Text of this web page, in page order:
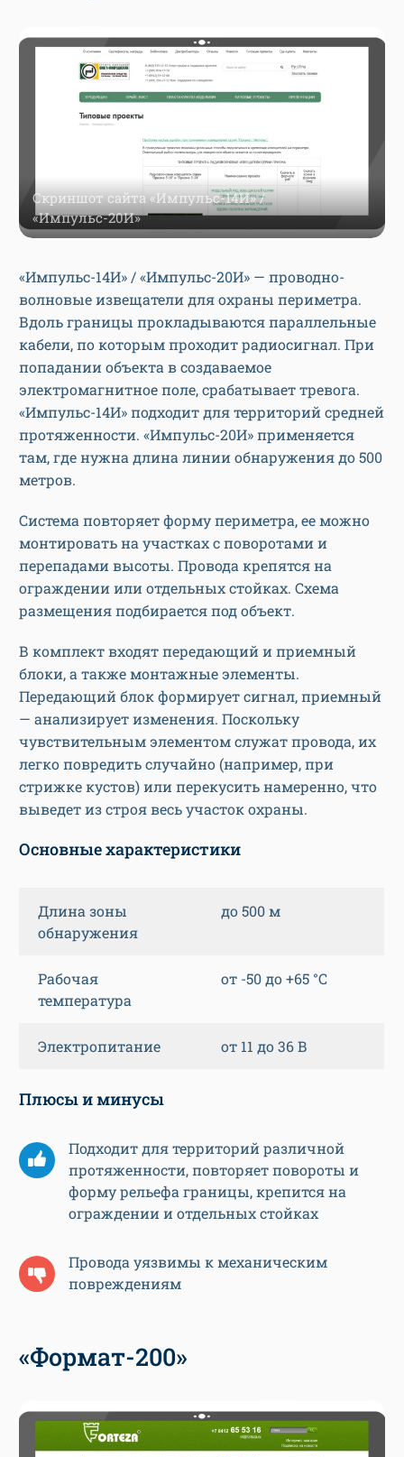
Скриншот сайта «Импульс-14И» /
«Импульс-20И»
«Импульс-14И» / «Импульс-20И» — проводно-
волновые извещатели для охраны периметра.
Вдоль границы прокладываются параллельные
кабели, по которым проходит радиосигнал. При
попадании объекта в создаваемое
электромагнитное поле, срабатывает тревога.
«Импульс-14И» подходит для территорий средней
протяженности. «Импульс-20И» применяется
там, где нужна длина линии обнаружения до 500
метров.
Система повторяет форму периметра, ее можно
монтировать на участках с поворотами и
перепадами высоты. Провода крепятся на
ограждении или отдельных стойках. Схема
размещения подбирается под объект.
В комплект входят передающий и приемный
блоки, а также монтажные элементы.
Передающий блок формирует сигнал, приемный
— анализирует изменения. Поскольку
чувствительным элементом служат провода, их
легко повредить случайно (например, при
стрижке кустов) или перекусить намеренно, что
выведет из строя весь участок охраны.
Основные характеристики
Длина зоны
обнаружения
до 500 м
Рабочая
температура
от -50 до +65 °С
Электропитание от 11 до 36 В
Плюсы и минусы
Подходит для территорий различной
протяженности, повторяет повороты и
форму рельефа границы, крепится на
ограждении и отдельных стойках
Провода уязвимы к механическим
повреждениям
«Формат-200»